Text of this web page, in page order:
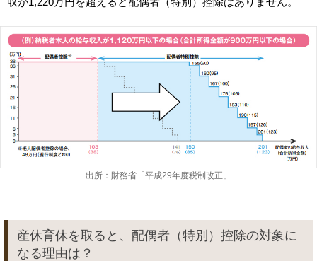
出所：財務省「平成29年度税制改正」
産休育休を取ると、配偶者（特別）控除の対象に
なる理由は？